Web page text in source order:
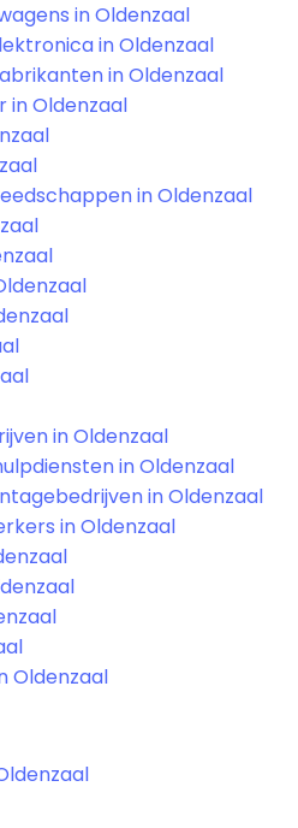
in Oldenzaal
in Oldenzaal
in Oldenzaal
in Oldenzaal
in Oldenzaal
in Oldenzaal
in Oldenzaal
in Oldenzaal
in Oldenzaal
Oldenzaal